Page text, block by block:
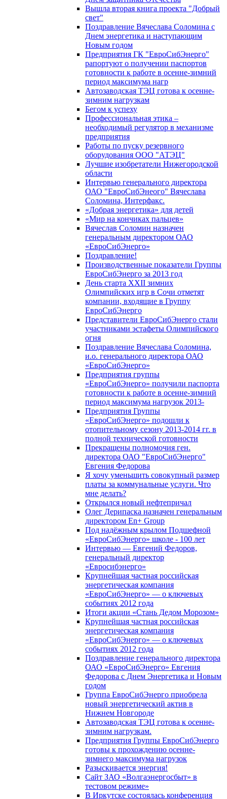
Вышла вторая книга проекта "Добрый
свет"
Поздравление Вячеслава Соломина с
Днем энергетика и наступающим
Новым годом
Предприятия ГК "ЕвроСибЭнерго"
рапортуют о получении паспортов
готовности к работе в осенне-зимний
период максимума нагр
Автозаводская ТЭЦ готова к осенне-
зимним нагрузкам
Бегом к успеху
Профессиональная этика –
необходимый регулятор в механизме
предприятия
Работы по пуску резервного
оборудования ООО "АТЭЦ"
Лучшие изобретатели Нижегородской
области
Интервью генерального директора
ОАО "ЕвроСибЭнеого" Вячеслава
Соломина, Интерфакс.
«Добрая энергетика» для детей
«Мир на кончиках пальцев»
Вячеслав Соломин назначен
генеральным директором ОАО
«ЕвроСибЭнерго»
Поздравление!
Производственные показатели Группы
ЕвроСибЭнерго за 2013 год
День старта XXII зимних
Олимпийских игр в Сочи отметят
компании, входящие в Группу
ЕвроСибЭнерго
Представители ЕвроСибЭнерго стали
участниками эстафеты Олимпийского
огня
Поздравление Вячеслава Соломина,
и.о. генерального директора ОАО
«ЕвроСибЭнерго»
Предприятия группы
«ЕвроСибЭнерго» получили паспорта
готовности к работе в осенне-зимний
период максимума нагрузок 2013-
Предприятия Группы
«ЕвроСибЭнерго» подошли к
отопительному сезону 2013-2014 гг. в
полной технической готовности
Прекращены полномочия ген.
директора ОАО "ЕвроСибЭнерго"
Евгения Федорова
Я хочу уменьшить совокупный размер
платы за коммунальные услуги. Что
мне делать?
Открылся новый нефтепричал
Олег Дерипаска назначен генеральным
директором En+ Group
Под надёжным крылом Подшефной
«ЕвроСибЭнерго» школе - 100 лет
Интервью — Евгений Федоров,
генеральный директор
«Евросибэнерго»
Крупнейшая частная российская
энергетическая компания
«ЕвроСибЭнерго» — о ключевых
событиях 2012 года
Итоги акции «Стань Дедом Морозом»
Крупнейшая частная российская
энергетическая компания
«ЕвроСибЭнерго» — о ключевых
событиях 2012 года
Поздравление генерального директора
ОАО «ЕвроСибЭнерго» Евгения
Федорова с Днем Энергетика и Новым
годом
Группа ЕвроСибЭнерго приобрела
новый энергетический актив в
Нижнем Новгороде
Автозаводская ТЭЦ готова к осенне-
зимним нагрузкам.
Предприятия Группы ЕвроСибЭнерго
готовы к прохождению осенне-
зимнего максимума нагрузок
Разыскивается энергия!
Сайт ЗАО «Волгаэнергосбыт» в
тестовом режиме»
В Иркутске состоялась конференция